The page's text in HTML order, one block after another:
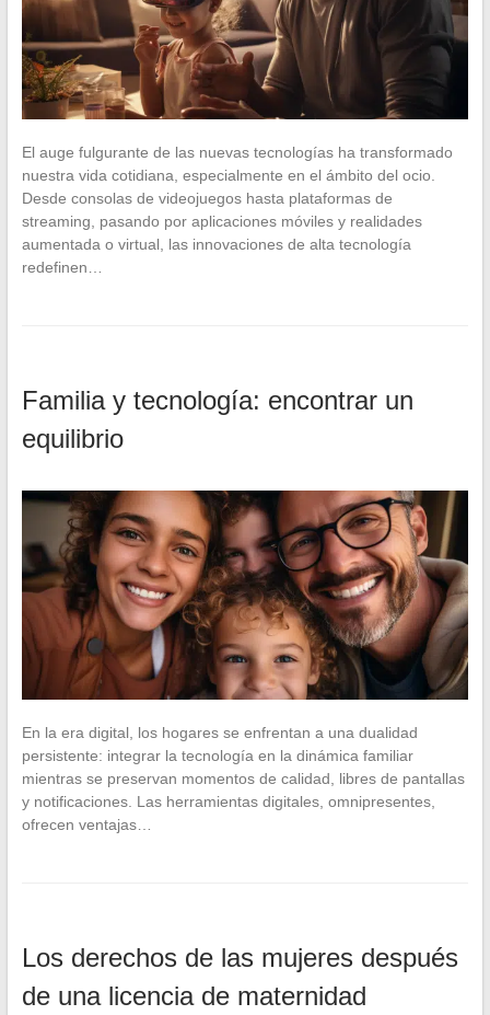
El auge fulgurante de las nuevas tecnologías ha transformado
nuestra vida cotidiana, especialmente en el ámbito del ocio.
Desde consolas de videojuegos hasta plataformas de
streaming, pasando por aplicaciones móviles y realidades
aumentada o virtual, las innovaciones de alta tecnología
redefinen…
Familia y tecnología: encontrar un
equilibrio
En la era digital, los hogares se enfrentan a una dualidad
persistente: integrar la tecnología en la dinámica familiar
mientras se preservan momentos de calidad, libres de pantallas
y notificaciones. Las herramientas digitales, omnipresentes,
ofrecen ventajas…
Los derechos de las mujeres después
de una licencia de maternidad